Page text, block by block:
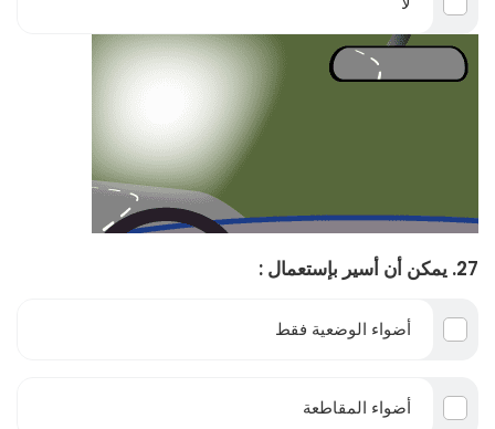
27. يمكن أن أسير بإستعمال :
أضواء الوضعية فقط
أضواء المقاطعة